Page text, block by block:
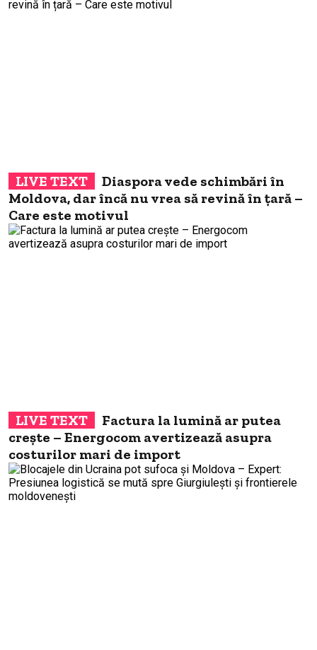
Diaspora vede schimbări în
Moldova, dar încă nu vrea să revină în țară –
Care este motivul
Factura la lumină ar putea
crește – Energocom avertizează asupra
costurilor mari de import